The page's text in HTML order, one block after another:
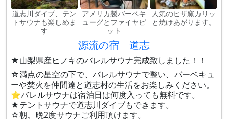
道志川ダイブ、テン
トサウナも楽しめま
す
アメリカ製バーベキ
ューグとファイヤピ
ット
人気のピザ窯カリッ
と焼けあがります。
源流の宿 道志
★山梨県産ヒノキのバレルサウナ完成致しました！！
☆満点の星空の下で、バレルサウナで整い、バーベキュ
ーや焚火を仲間達と道志村の生活をお楽しみください。
⭐️バレルサウナは宿泊日は何度入っても無料です。
★テントサウナで道志川ダイブもできます。
☆朝、晩2度サウナご利用頂けます。